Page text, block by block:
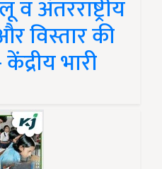
अंतरराष्ट्रीय
विस्तार की
भारी